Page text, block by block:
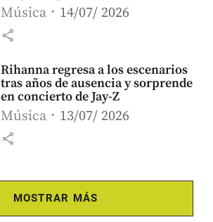
Música 14/07/ 2026
share
Rihanna regresa a los escenarios
tras años de ausencia y sorprende
en concierto de Jay-Z
Música 13/07/ 2026
share
MOSTRAR MÁS